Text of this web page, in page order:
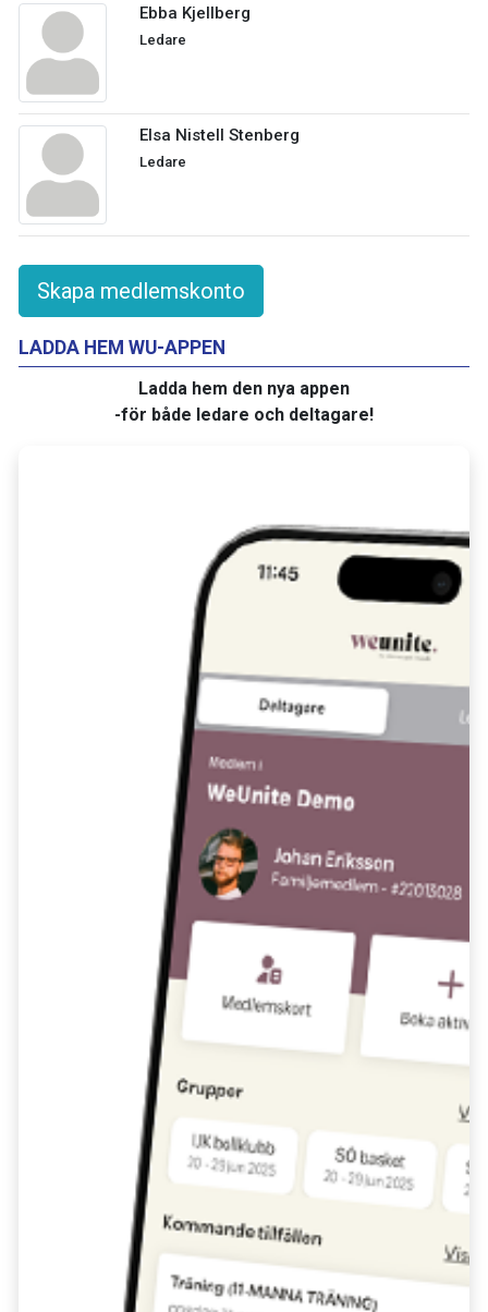
Ebba Kjellberg
Ledare
Elsa Nistell Stenberg
Ledare
Skapa medlemskonto
LADDA HEM WU-APPEN
Ladda hem den nya appen
-för både ledare och deltagare!